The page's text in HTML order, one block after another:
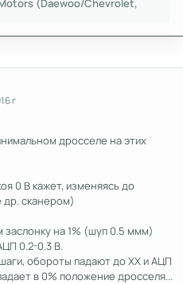
(Daewoo/Chevrolet,
16 г
дросселе на этих
0 В кажет, изменяясь до
др. сканером)
на 1% (шуп 0.5 ммм)
0.2-0.3 В.
обороты падают до ХХ и АЦП
в 0% положение дросселя...